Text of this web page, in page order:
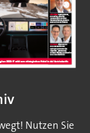
Nutzen Sie